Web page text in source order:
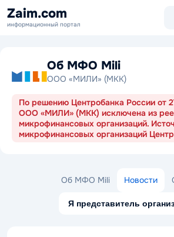
Zaim.com
информационный портал
Об МФО Mili
ООО «МИЛИ» (МКК)
По решению Центробанка России от
ООО «МИЛИ» (МКК) исключена из
микрофинансовых организаций.
микрофинансовых организаций
Об МФО Mili Новости
Я представитель